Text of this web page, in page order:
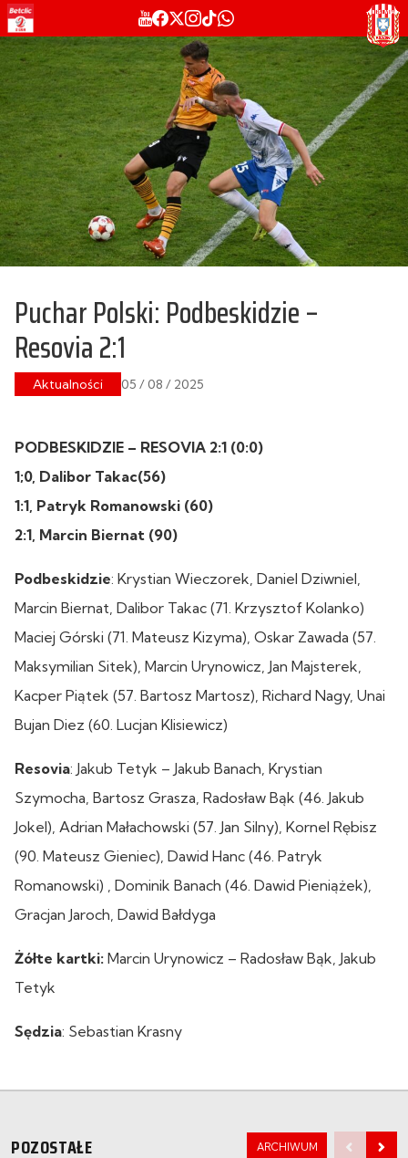
Puchar Polski: Podbeskidzie –
Resovia 2:1
Aktualności 05 / 08 / 2025
PODBESKIDZIE – RESOVIA 2:1 (0:0)
1;0, Dalibor Takac(56)
1:1, Patryk Romanowski (60)
2:1, Marcin Biernat (90)
Podbeskidzie: Krystian Wieczorek, Daniel Dziwniel,
Marcin Biernat, Dalibor Takac (71. Krzysztof Kolanko)
Maciej Górski (71. Mateusz Kizyma), Oskar Zawada (57.
Maksymilian Sitek), Marcin Urynowicz, Jan Majsterek,
Kacper Piątek (57. Bartosz Martosz), Richard Nagy, Unai
Bujan Diez (60. Lucjan Klisiewicz)
Resovia: Jakub Tetyk – Jakub Banach, Krystian
Szymocha, Bartosz Grasza, Radosław Bąk (46. Jakub
Jokel), Adrian Małachowski (57. Jan Silny), Kornel Rębisz
(90. Mateusz Gieniec), Dawid Hanc (46. Patryk
Romanowski) , Dominik Banach (46. Dawid Pieniążek),
Gracjan Jaroch, Dawid Bałdyga
Żółte kartki: Marcin Urynowicz – Radosław Bąk, Jakub
Tetyk
Sędzia: Sebastian Krasny
POZOSTAŁE ARCHIWUM